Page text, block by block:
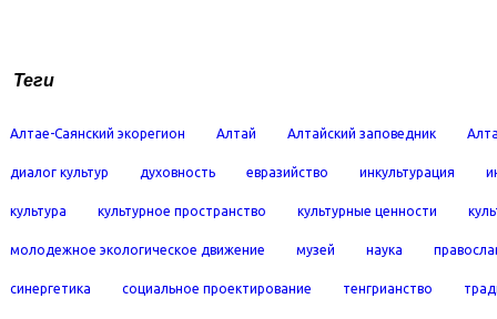
Теги
Алтае-Саянский экорегион Алтай Алтайский заповедник
диалог культур духовность евразийство инкультурация
культура культурное пространство культурные ценности
молодежное экологическое движение музей наука
синергетика социальное проектирование тенгрианство